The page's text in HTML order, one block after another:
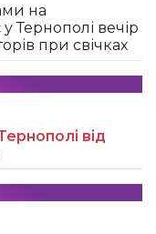
на
Тернополі вечір
при свічках
від